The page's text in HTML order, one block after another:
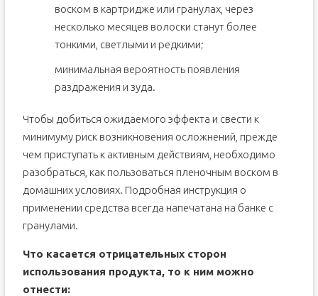
воском в картридже или гранулах, через
несколько месяцев волоски станут более
тонкими, светлыми и редкими;
минимальная вероятность появления
раздражения и зуда.
Чтобы добиться ожидаемого эффекта и свести к
минимуму риск возникновения осложнений, прежде
чем приступать к активным действиям, необходимо
разобраться, как пользоваться пленочным воском в
домашних условиях. Подробная инструкция о
применении средства всегда напечатана на банке с
гранулами.
Что касается отрицательных сторон
использования продукта, то к ним можно
отнести: